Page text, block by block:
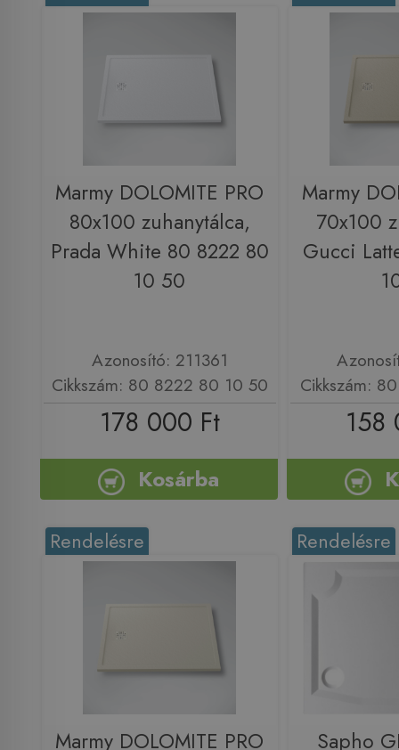
Marmy DOLOMITE PRO
80x100 zuhanytálca,
Prada White 80 8222 80
10 50
Azonosító: 211361
Cikkszám: 80 8222 80 10 50
178 000 Ft
Kosárba
Marmy
70x100
Gucci
Cikkszám:
158
Rendelésre
Marmy DOLOMITE PRO
Rendelésre
Sapho